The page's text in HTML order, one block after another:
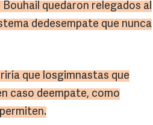
quedaron relegados al
dedesempate que nunca
que losgimnastas que
caso deempate, como